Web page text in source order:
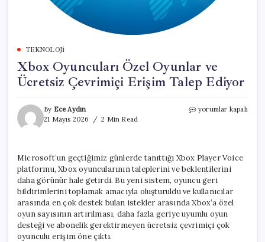
TEKNOLOJI
Xbox Oyuncuları Özel Oyunlar ve
Ücretsiz Çevrimiçi Erişim Talep Ediyor
By Ece Aydın
21 Mayıs 2026
2 Min Read
Xbox
Ücretsiz
Çevrimiçi
Erişim
Talep
Ediyor
için
yorumlar kapalı
Microsoft’un geçtiğimiz günlerde tanıttığı Xbox Player Voice
platformu, Xbox oyuncularının taleplerini ve beklentilerini
daha görünür hale getirdi. Bu yeni sistem, oyuncu geri
bildirimlerini toplamak amacıyla oluşturuldu ve kullanıcılar
arasında en çok destek bulan istekler arasında Xbox’a özel
oyun sayısının artırılması, daha fazla geriye uyumlu oyun
desteği ve abonelik gerektirmeyen ücretsiz çevrimiçi çok
oyunculu erişim öne çıktı.